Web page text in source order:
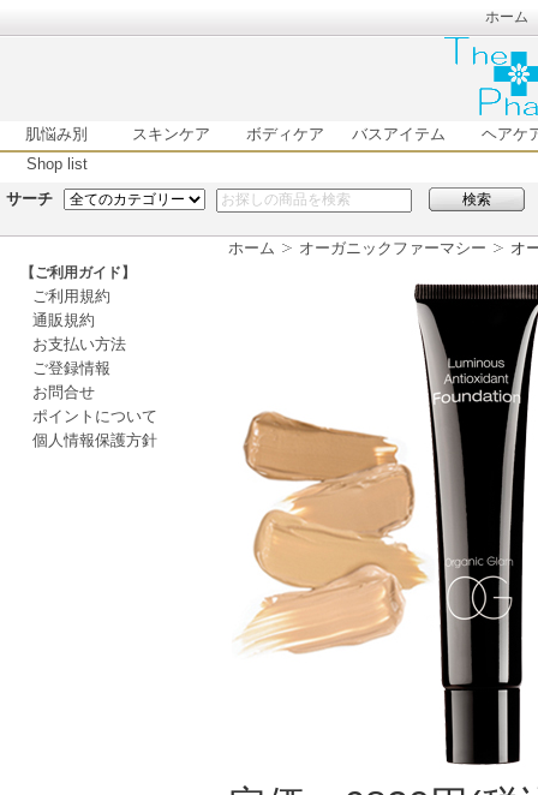
ホーム
肌悩み別 スキンケア ボディケア バスアイテム
ヘアケ
Shop list
サーチ
検索
ホーム オーガニックファーマシー オ
【ご利用ガイド】
ご利用規約
通販規約
お支払い方法
ご登録情報
お問合せ
ポイントについて
個人情報保護方針